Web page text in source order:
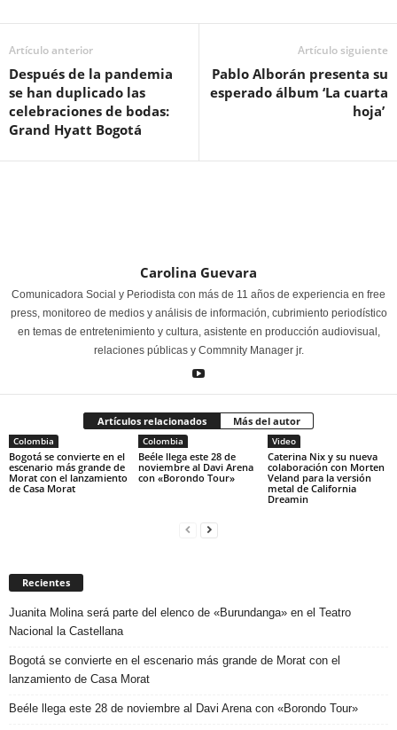
Artículo anterior
Después de la pandemia
se han duplicado las
celebraciones de bodas:
Grand Hyatt Bogotá
Artículo siguiente
Pablo Alborán presenta su
esperado álbum ‘La cuarta
hoja’
Carolina Guevara
Comunicadora Social y Periodista con más de 11 años de experiencia en free
press, monitoreo de medios y análisis de información, cubrimiento periodístico
en temas de entretenimiento y cultura, asistente en producción audiovisual,
relaciones públicas y Commnity Manager jr.
Artículos relacionados Más del autor
Colombia
Bogotá se convierte en el
escenario más grande de
Morat con el lanzamiento
de Casa Morat
Colombia
Beéle llega este 28 de
noviembre al Davi Arena
con «Borondo Tour»
Video
Caterina Nix y su nueva
colaboración con Morten
Veland para la versión
metal de California
Dreamin
Recientes
Juanita Molina será parte del elenco de «Burundanga» en el Teatro
Nacional la Castellana
Bogotá se convierte en el escenario más grande de Morat con el
lanzamiento de Casa Morat
Beéle llega este 28 de noviembre al Davi Arena con «Borondo Tour»